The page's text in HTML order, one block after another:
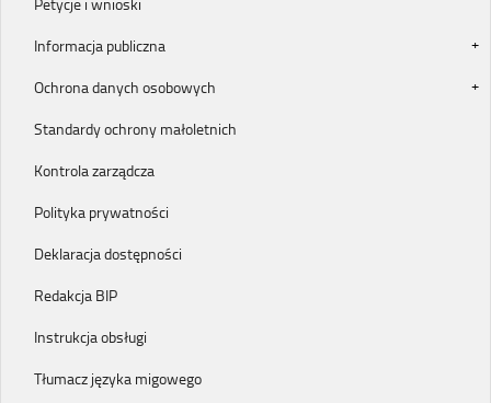
Informacja publiczna
Ochrona danych osobowych
Standardy ochrony małoletnich
Kontrola zarządcza
Polityka prywatności
Deklaracja dostępności
Redakcja BIP
Instrukcja obsługi
Tłumacz języka migowego